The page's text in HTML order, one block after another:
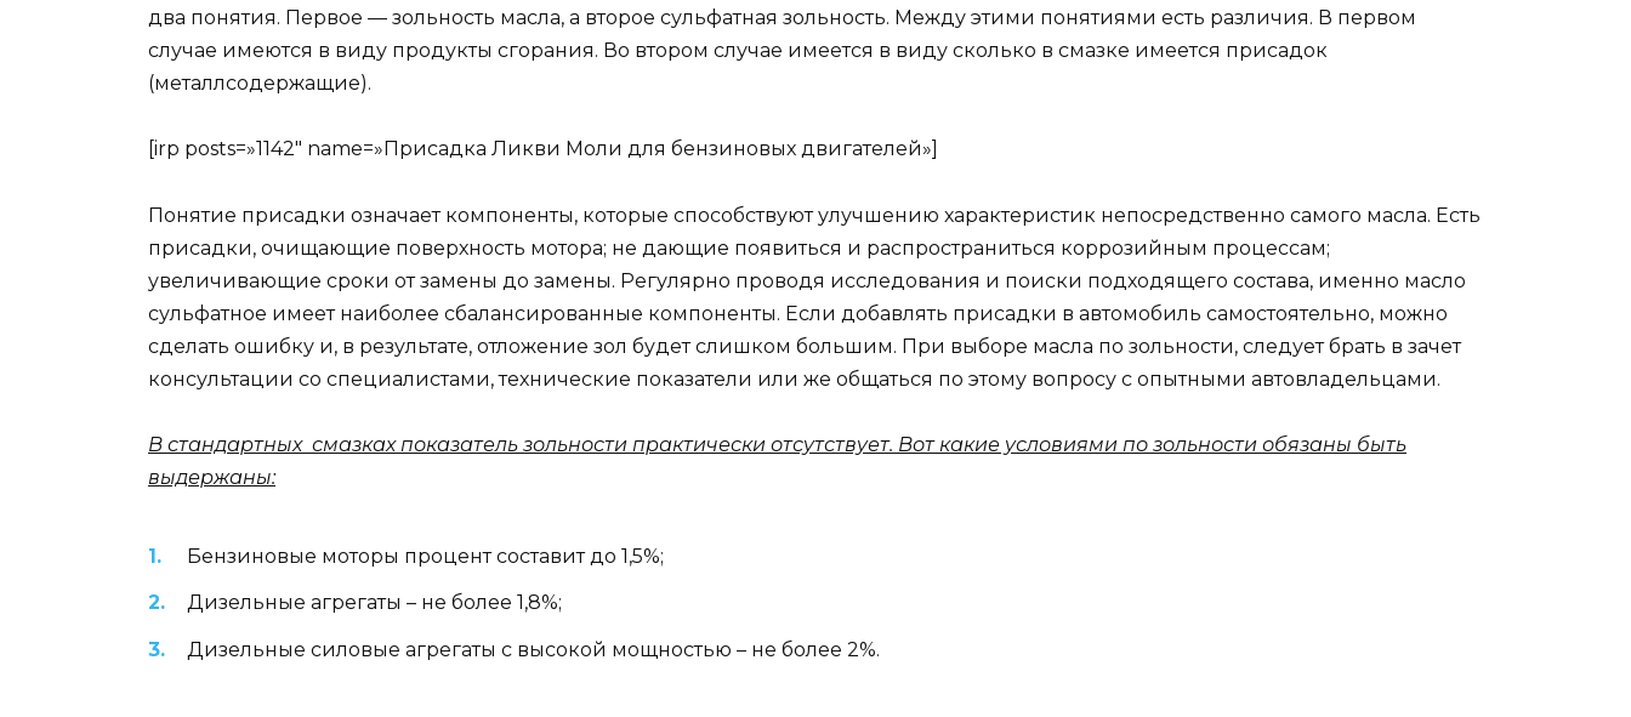
два понятия. Первое — зольность масла, а второе сульфатная зольность. Между этими понятиями есть различия. В первом
случае имеются в виду продукты сгорания. Во втором случае имеется в виду сколько в смазке имеется присадок
(металлсодержащие).
[irp posts=»1142″ name=»Присадка Ликви Моли для бензиновых двигателей»]
Понятие присадки означает компоненты, которые способствуют улучшению характеристик непосредственно самого масла. Есть
присадки, очищающие поверхность мотора; не дающие появиться и распространиться коррозийным процессам;
увеличивающие сроки от замены до замены. Регулярно проводя исследования и поиски подходящего состава, именно масло
сульфатное имеет наиболее сбалансированные компоненты. Если добавлять присадки в автомобиль самостоятельно, можно
сделать ошибку и, в результате, отложение зол будет слишком большим. При выборе масла по зольности, следует брать в зачет
консультации со специалистами, технические показатели или же общаться по этому вопросу с опытными автовладельцами.
В стандартных смазках показатель зольности практически отсутствует. Вот какие условиями по зольности обязаны быть
выдержаны:
Бензиновые моторы процент составит до 1,5%;
Дизельные агрегаты – не более 1,8%;
Дизельные силовые агрегаты с высокой мощностью – не более 2%.